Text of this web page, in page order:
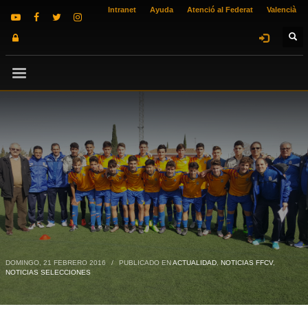
Intranet Ayuda Atenció al Federat Valencià
DOMINGO, 21 FEBRERO 2016 / PUBLICADO ENACTUALIDAD, NOTICIAS FFCV,
NOTICIAS SELECCIONES